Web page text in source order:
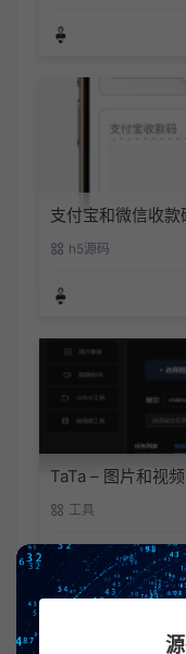
支付宝和微信收
h5源码
TaTa – 图片和视
工具